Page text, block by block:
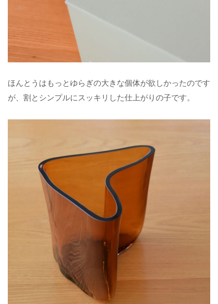
ほんとうはもっとゆらぎの大きな個体が欲しかったのです
が、割とシンプルにスッキリした仕上がりの子です。